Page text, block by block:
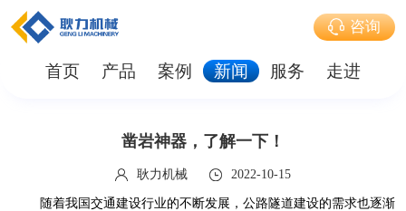
咨询
首页 产品 案例 新闻 服务 走进
凿岩神器，了解一下！
耿力机械
2022-10-15
随着我国交通建设行业的不断发展，公路隧道建设的需求也逐渐